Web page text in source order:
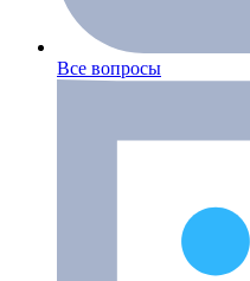
Все вопросы